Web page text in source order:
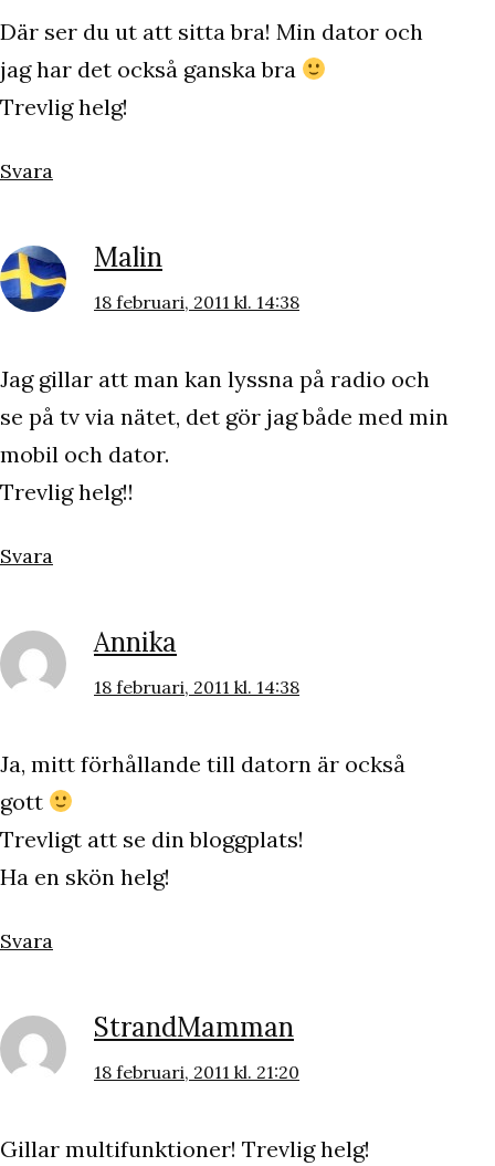
Där ser du ut att sitta bra! Min dator och
jag har det också ganska bra
Trevlig helg!
Svara
Malin
18 februari, 2011 kl. 14:38
Jag gillar att man kan lyssna på radio och
se på tv via nätet, det gör jag både med min
mobil och dator.
Trevlig helg!!
Svara
Annika
18 februari, 2011 kl. 14:38
Ja, mitt förhållande till datorn är också
gott
Trevligt att se din bloggplats!
Ha en skön helg!
Svara
StrandMamman
18 februari, 2011 kl. 21:20
Gillar multifunktioner! Trevlig helg!